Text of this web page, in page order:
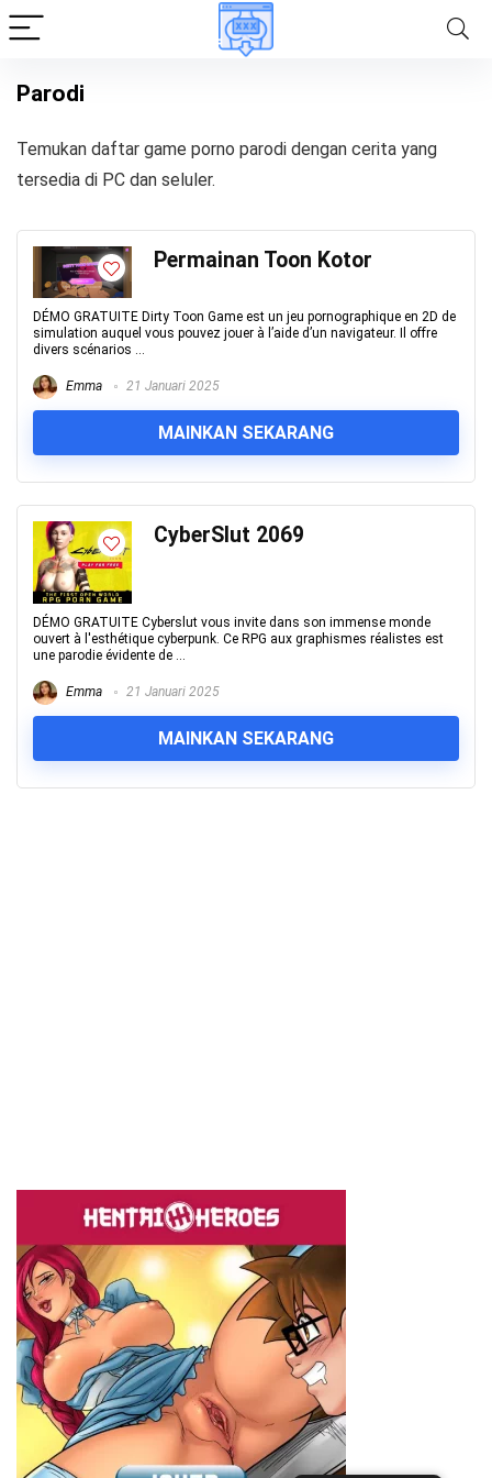
Parodi
Temukan daftar game porno parodi dengan cerita yang
tersedia di PC dan seluler.
Permainan Toon Kotor
DÉMO GRATUITE Dirty Toon Game est un jeu pornographique en 2D de
simulation auquel vous pouvez jouer à l’aide d’un navigateur. Il offre
divers scénarios ...
Emma 21 Januari 2025
MAINKAN SEKARANG
CyberSlut 2069
DÉMO GRATUITE Cyberslut vous invite dans son immense monde
ouvert à l'esthétique cyberpunk. Ce RPG aux graphismes réalistes est
une parodie évidente de ...
Emma 21 Januari 2025
MAINKAN SEKARANG